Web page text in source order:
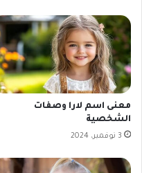
معنى اسم لارا وصفات
الشخصية
3 نوفمبر، 2024